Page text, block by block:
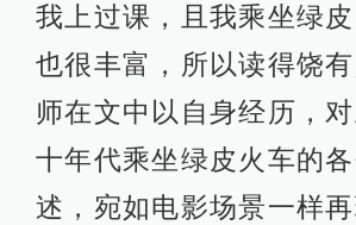
我上过课，且我乘坐绿
也很丰富，所以读得饶
师在文中以自身经历，
十年代乘坐绿皮火车的
述，宛如电影场景一样